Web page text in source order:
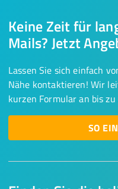
Keine Zeit für
Mails? Jetzt
Lassen Sie sich einfach
Nähe kontaktieren! Wir
kurzen Formular an bis
SO